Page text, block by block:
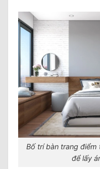
Bố trí bàn trang
để lấy